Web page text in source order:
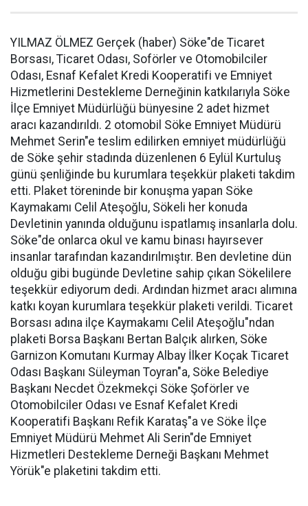
YILMAZ ÖLMEZ Gerçek (haber) Söke"de Ticaret
Borsası, Ticaret Odası, Soförler ve Otomobilciler
Odası, Esnaf Kefalet Kredi Kooperatifi ve Emniyet
Hizmetlerini Destekleme Derneğinin katkılarıyla Söke
İlçe Emniyet Müdürlüğü bünyesine 2 adet hizmet
aracı kazandırıldı. 2 otomobil Söke Emniyet Müdürü
Mehmet Serin"e teslim edilirken emniyet müdürlüğü
de Söke şehir stadında düzenlenen 6 Eylül Kurtuluş
günü şenliğinde bu kurumlara teşekkür plaketi takdim
etti. Plaket töreninde bir konuşma yapan Söke
Kaymakamı Celil Ateşoğlu, Sökeli her konuda
Devletinin yanında olduğunu ispatlamış insanlarla dolu.
Söke"de onlarca okul ve kamu binası hayırsever
insanlar tarafından kazandırılmıştır. Ben devletine dün
olduğu gibi bugünde Devletine sahip çıkan Sökelilere
teşekkür ediyorum dedi. Ardından hizmet aracı alımına
katkı koyan kurumlara teşekkür plaketi verildi. Ticaret
Borsası adına ilçe Kaymakamı Celil Ateşoğlu"ndan
plaketi Borsa Başkanı Bertan Balçık alırken, Söke
Garnizon Komutanı Kurmay Albay İlker Koçak Ticaret
Odası Başkanı Süleyman Toyran"a, Söke Belediye
Başkanı Necdet Özekmekçi Söke Şoförler ve
Otomobilciler Odası ve Esnaf Kefalet Kredi
Kooperatifi Başkanı Refik Karataş"a ve Söke İlçe
Emniyet Müdürü Mehmet Ali Serin"de Emniyet
Hizmetleri Destekleme Derneği Başkanı Mehmet
Yörük"e plaketini takdim etti.